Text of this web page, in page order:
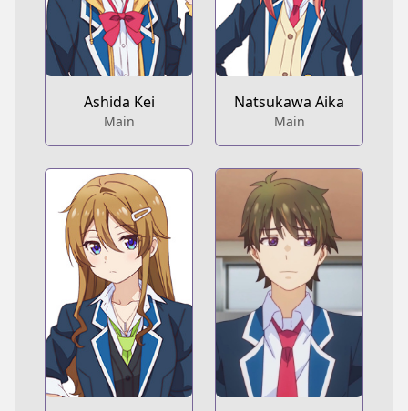
Ashida Kei
Main
Natsukawa Aika
Main